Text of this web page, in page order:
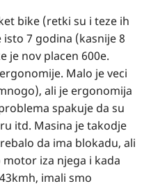
bike (retki su i teze ih
isto 7 godina (kasnije 8
je nov placen 600e.
Malo je veci
ali je ergonomija
spakuje da su
itd. Masina je takodje
da ima blokadu, ali
iza njega i kada
imali smo